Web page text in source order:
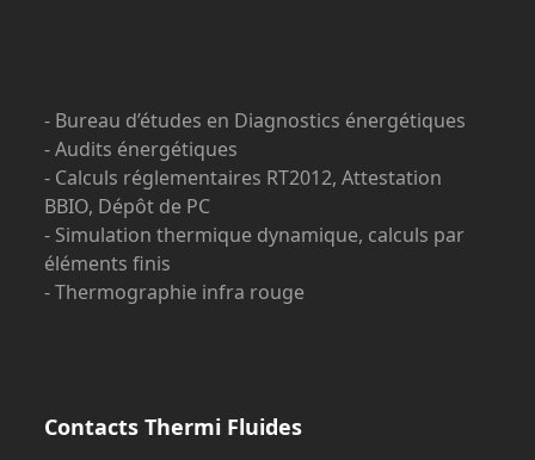
- Bureau d’études en Diagnostics énergétiques
- Audits énergétiques
- Calculs réglementaires RT2012, Attestation
BBIO, Dépôt de PC
- Simulation thermique dynamique, calculs par
éléments finis
- Thermographie infra rouge
Contacts Thermi Fluides